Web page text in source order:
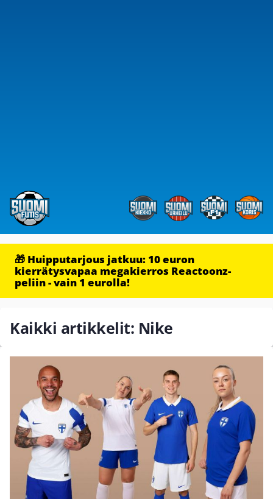
🎁 Huipputarjous jatkuu: 10 euron
kierrätysvapaa megakierros Reactoonz-
peliin - vain 1 eurolla!
Kaikki artikkelit: Nike